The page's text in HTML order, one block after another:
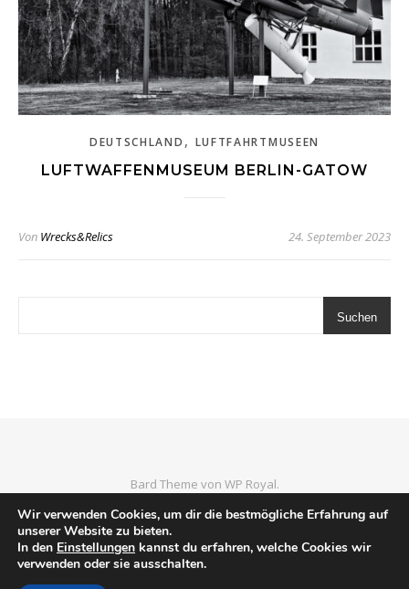
DEUTSCHLAND , LUFTFAHRTMUSEEN
LUFTWAFFENMUSEUM BERLIN-GATOW
Von Wrecks&Relics 24. September 2023
Suchen
Bard Theme von WP Royal.
Home
Luftfahrtmuseen Wrecks & Relics Imprint
NACH OBEN
Wir verwenden Cookies, um dir die bestmögliche Erfahrung auf
unserer Website zu bieten.
In den Einstellungen kannst du erfahren, welche Cookies wir
verwenden oder sie ausschalten.